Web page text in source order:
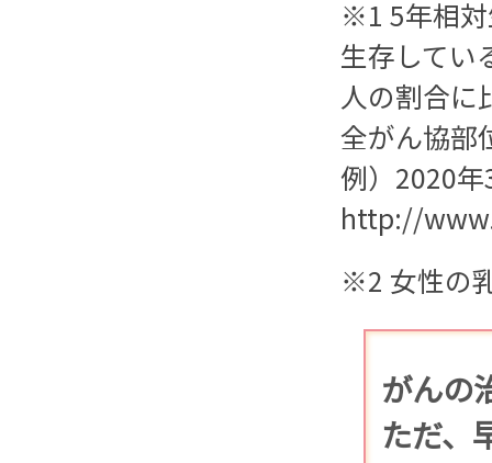
※1 5年相対
生存してい
人の割合に
全がん協部
例）2020
http://
※2 女性の
がんの
ただ、